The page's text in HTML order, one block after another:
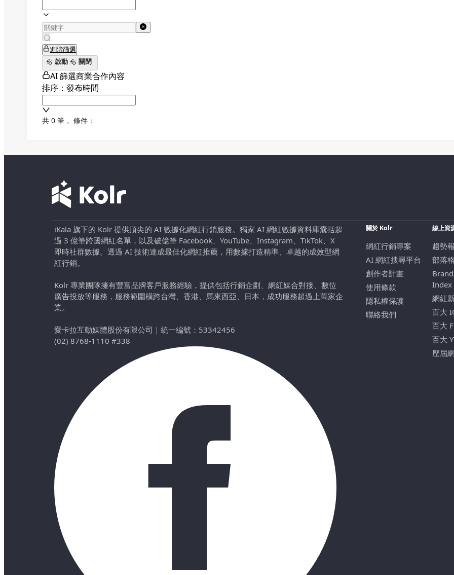
進階篩選
啟動
關閉
AI 篩選商業合作內容
排序：發布時間
共 0 筆 ， 條件：
iKala 旗下的 Kolr 提供頂尖的 AI 數據化網紅行銷服務。獨家 AI 網紅數據資料庫囊括超
過 3 億筆跨國網紅名單，以及破億筆 Facebook、YouTube、Instagram、TikTok、X
即時社群數據。透過 AI 技術達成最佳化網紅推薦，用數據打造精準、卓越的成效型網
紅行銷。
Kolr 專業團隊擁有豐富品牌客戶服務經驗，提供包括行銷企劃、網紅媒合對接、數位
廣告投放等服務，服務範圍橫跨台灣、香港、馬來西亞、日本，成功服務超過上萬家企
業。
愛卡拉互動媒體股份有限公司 ｜ 統一編號：53342456
(02) 8768-1110 #338
關於 Kolr
網紅行銷專案
AI 網紅搜尋平台
創作者計畫
使用條款
隱私權保護
聯絡我們
線上資
趨勢
部落格
Index
網紅
百大
百大
百大
歷屆